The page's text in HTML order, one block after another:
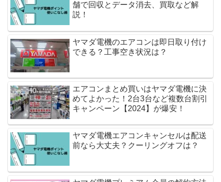
舗で回収とデータ消去、買取など解
説！
ヤマダ電機のエアコンは即日取り付け
できる？工事空き状況は？
エアコンまとめ買いはヤマダ電機に決
めてよかった！2台3台など複数台割引
キャンペーン【2024】が爆安！
ヤマダ電機エアコンキャンセルは配送
前なら大丈夫？クーリングオフは？